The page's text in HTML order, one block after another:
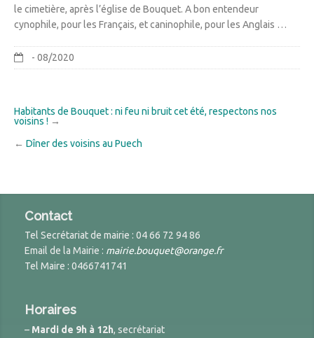
le cimetière, après l’église de Bouquet. A bon entendeur
cynophile, pour les Français, et caninophile, pour les Anglais …
- 08/2020
Habitants de Bouquet : ni feu ni bruit cet été, respectons nos
voisins ! →
← Dîner des voisins au Puech
Contact
Tel Secrétariat de mairie : 04 66 72 94 86
Email de la Mairie : mairie.bouquet@orange.fr
Tel Maire : 0466741741
Horaires
– Mardi de 9h à 12h, secrétariat